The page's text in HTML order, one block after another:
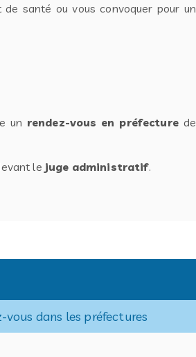
santé ou vous convoquer pour un
un rendez-vous en préfecturede
le juge administratif.
dans les préfectures